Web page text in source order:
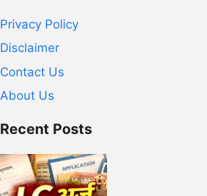
Privacy Policy
Disclaimer
Contact Us
About Us
Recent Posts